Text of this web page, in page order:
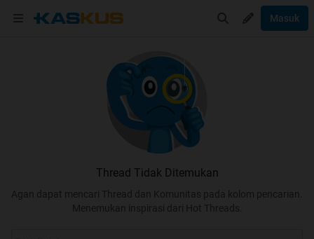
Masuk
Thread Tidak Ditemukan
Agan dapat mencari Thread dan Komunitas pada kolom pencarian.
Menemukan inspirasi dari Hot Threads.